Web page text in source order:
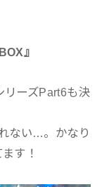
』
リーズPart6も決
ない…。かなり
す！